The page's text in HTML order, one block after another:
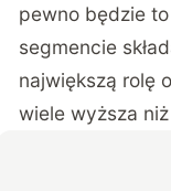
pewno będzie
segmencie
największą rolę
wiele wyższa